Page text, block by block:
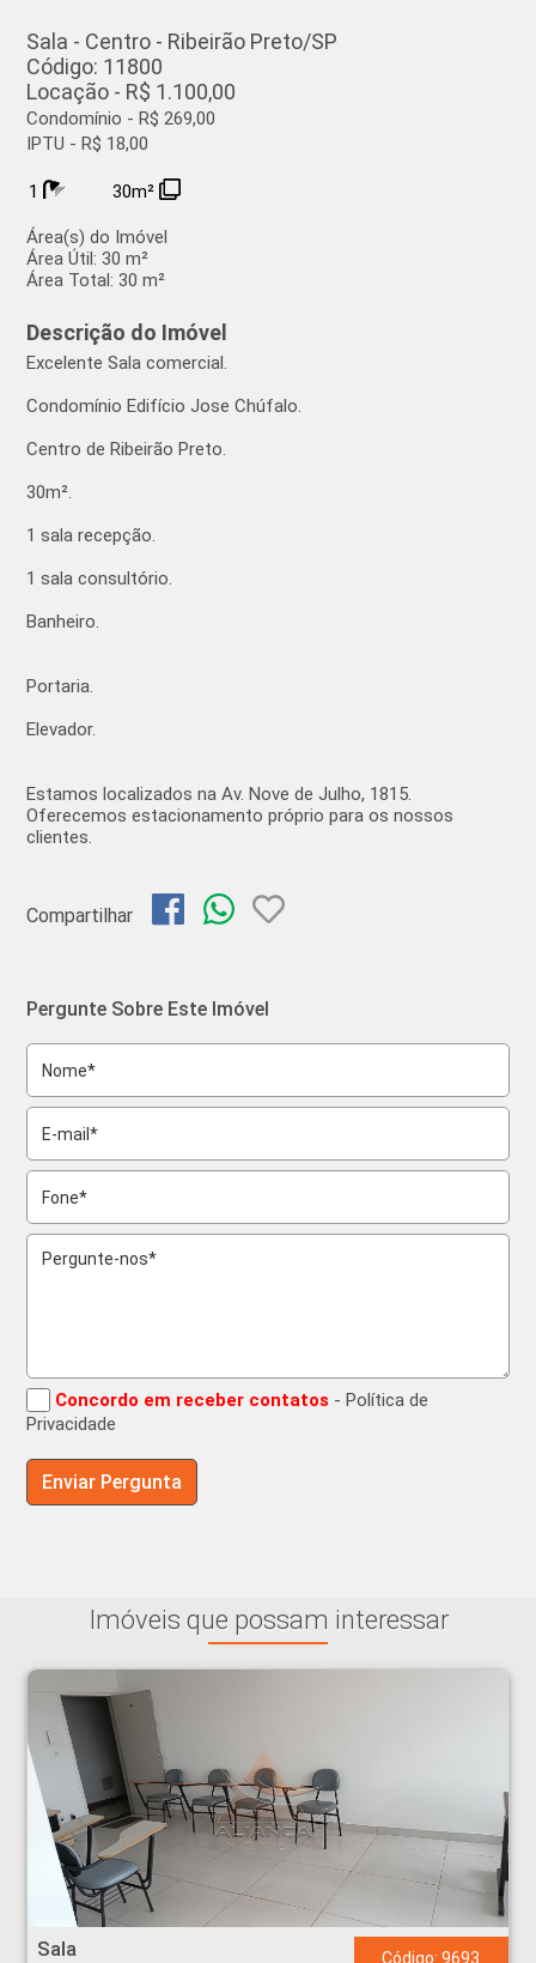
Sala - Centro - Ribeirão Preto/SP
Código: 11800
Locação - R$ 1.100,00
Condomínio - R$ 269,00
IPTU - R$ 18,00
1 30m²
Área(s) do Imóvel
Área Útil:30 m²
Área Total:30 m²
Descrição do Imóvel
Excelente Sala comercial.
Condomínio Edifício Jose Chúfalo.
Centro de Ribeirão Preto.
30m².
1 sala recepção.
1 sala consultório.
Banheiro.
Portaria.
Elevador.
Estamos localizados na Av. Nove de Julho, 1815.
Oferecemos estacionamento próprio para os nossos
clientes.
Compartilhar
Pergunte Sobre Este Imóvel
Concordo em receber contatos - Política de
Privacidade
Imóveis que possam interessar
Sala - Centro - Ribeirão Preto
Sala Código: 9693